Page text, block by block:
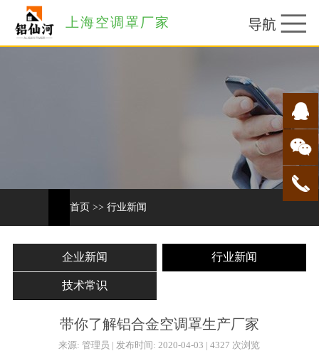
上海空调罩厂家
首页 >> 行业新闻
企业新闻 行业新闻
技术常识
带你了解铝合金空调罩生产厂家
来源: 管理员 | 发布时间: 2020-04-03 | 4327 次浏览